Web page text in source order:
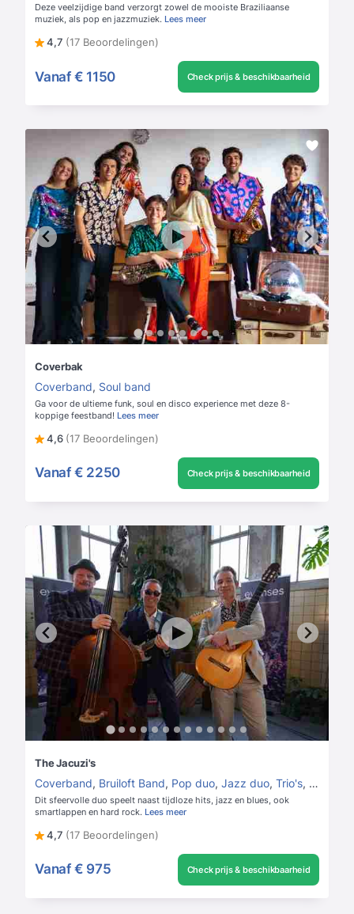
Deze veelzijdige band verzorgt zowel de mooiste Braziliaanse
muziek, als pop en jazzmuziek. Lees meer
4,7 (17 Beoordelingen)
Vanaf € 1150 Check prijs & beschikbaarheid
Coverbak
Coverband, Soul band
Ga voor de ultieme funk, soul en disco experience met deze 8-
koppige feestband! Lees meer
4,6 (17 Beoordelingen)
Vanaf € 2250 Check prijs & beschikbaarheid
The Jacuzi's
Coverband, Bruiloft Band, Pop duo, Jazz duo, Trio's, Jazz trio
Dit sfeervolle duo speelt naast tijdloze hits, jazz en blues, ook
smartlappen en hard rock. Lees meer
4,7 (17 Beoordelingen)
Vanaf € 975 Check prijs & beschikbaarheid